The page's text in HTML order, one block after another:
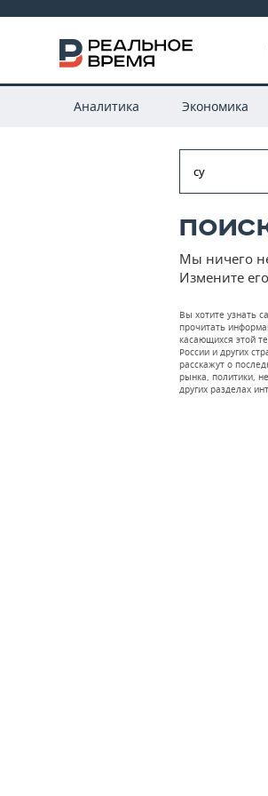
Аналитика Экономика
Мы ничего
Измените
Вы хотите узнать
прочитать
касающихся этой
России и других
расскажут о
рынка, политики,
других разделах